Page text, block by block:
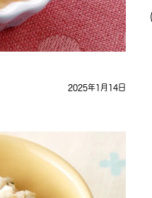
2025年1月14日